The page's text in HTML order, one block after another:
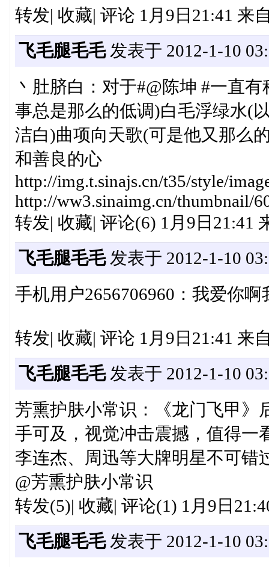
转发| 收藏| 评论 1月9日21:41 来
飞毛腿毛毛发表于 2012-1-10
丶肚脐白：对于#@陈坤 #一直
事总是那么的低调)白毛浮绿水(
洁白)曲项向天歌(可是他又那么
和善良的心
http://img.t.sinajs.cn/t35/style/
http://ww3.sinaimg.cn/thumbnail/
转发| 收藏| 评论(6) 1月9日21:41
飞毛腿毛毛发表于 2012-1-10
手机用户2656706960：我爱你
转发| 收藏| 评论 1月9日21:41 来
飞毛腿毛毛发表于 2012-1-10
芳熏护肤小常识：《龙门飞甲》
手可及，视觉冲击震撼，值得一
李连杰、周迅等大牌明星不可错
@芳熏护肤小常识
转发(5)| 收藏| 评论(1) 1月9日
飞毛腿毛毛发表于 2012-1-10